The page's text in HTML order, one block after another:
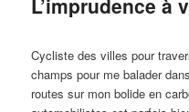
L’imprudence à
Cycliste des villes pour
champs pour me balader
routes sur mon bolide en